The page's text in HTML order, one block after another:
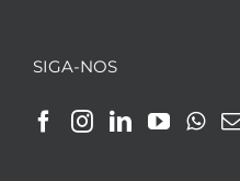
SIGA-NOS